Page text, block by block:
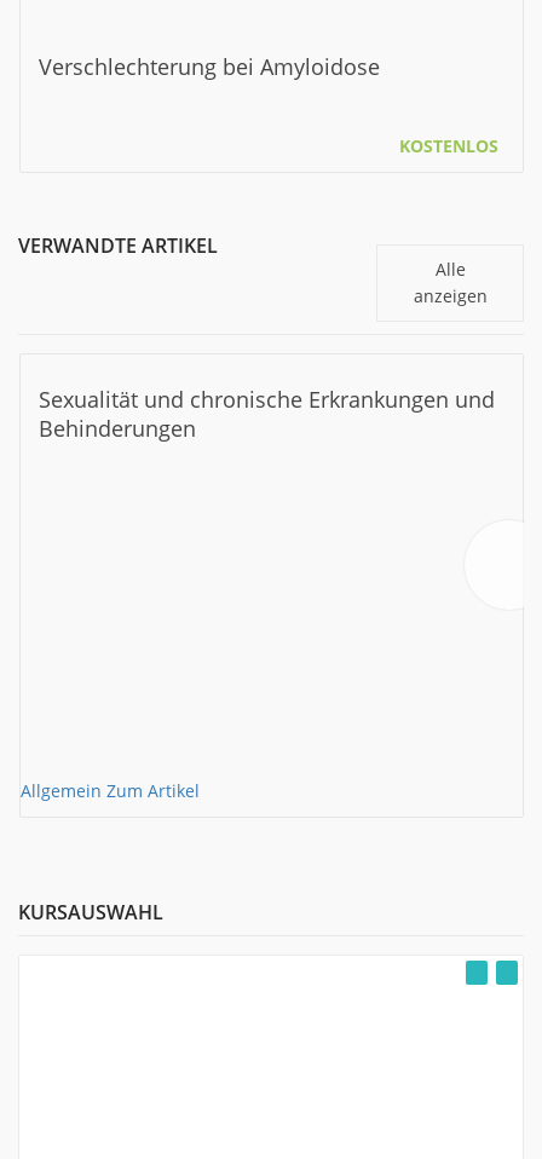
Verschlechterung bei Amyloidose
KOSTENLOS
VERWANDTE ARTIKEL
Alle
anzeigen
Sexualität und chronische Erkrankungen und
Behinderungen
Allgemein Zum Artikel
KURSAUSWAHL